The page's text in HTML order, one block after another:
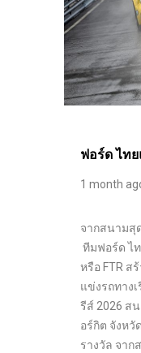
ฟอร์ด ไท
1 month
จากสนามสุ
ทีมฟอร์ด ไ
หรือ FTR ส
แข่งรถทาง
รีส์ 2026 ส
อร์กิต จังหวั
รางวัล จา